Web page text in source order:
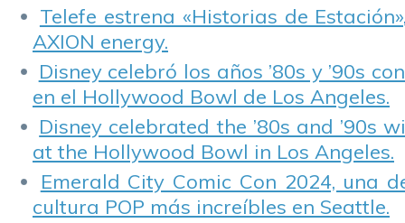
Telefe estrena «Historias de
AXION energy.
Disney celebró los años ’80s y ’90s
en el Hollywood Bowl de Los Angeles.
Disney celebrated the ’80s and ’90s
at the Hollywood Bowl in Los Angeles.
Emerald City Comic Con 2024, una
cultura POP más increíbles en Seattle.